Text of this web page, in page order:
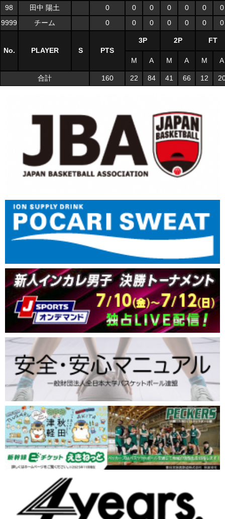
98 田中 陽土 0 0 0 0 0 0
0
9999
チーム 0 0 0 0 0 0 0
No. PLAYER S PTS
3P 2P FT
M A M A M A
合計 160 22 84 41 66 12